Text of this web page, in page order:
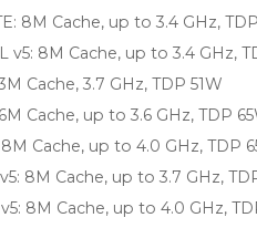
8M Cache, up to 3.4 GHz,
v5: 8M Cache, up to 3.4 GHz,
Cache, 3.7 GHz, TDP 51W
Cache, up to 3.6 GHz, TDP
Cache, up to 4.0 GHz, TDP
8M Cache, up to 3.7 GHz,
8M Cache, up to 4.0 GHz,